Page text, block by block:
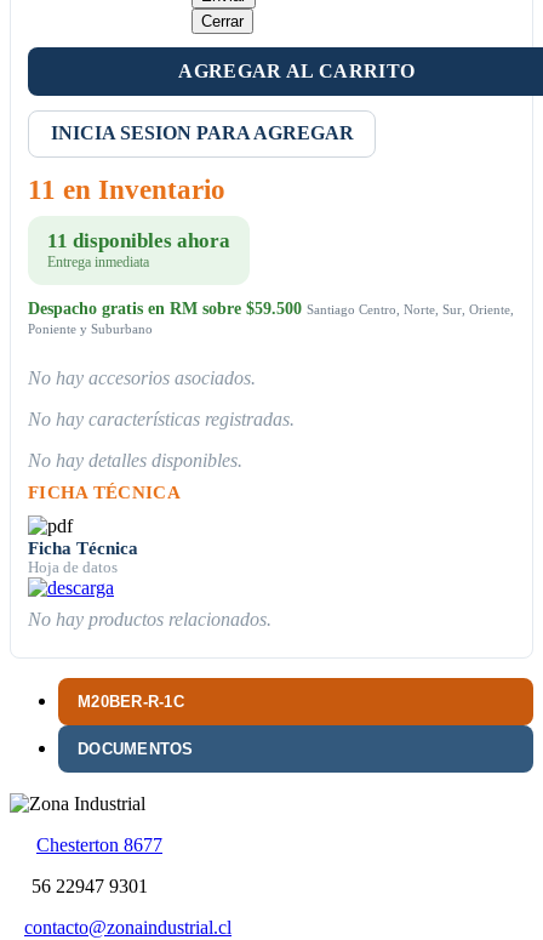
M20BER-R-1C
DOCUMENTOS
Cerrar
AGREGAR AL CARRITO
INICIA SESION PARA AGREGAR
11 en Inventario
11 disponibles ahora
Entrega inmediata
Despacho gratis en RM sobre $59.500 Santiago Centro, Norte, Sur, Oriente,
Poniente y Suburbano
No hay accesorios asociados.
No hay características registradas.
No hay detalles disponibles.
FICHA TÉCNICA
Ficha Técnica
Hoja de datos
No hay productos relacionados.
Chesterton 8677
56 22947 9301
contacto@zonaindustrial.cl